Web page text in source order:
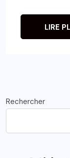
LIRE
Rechercher